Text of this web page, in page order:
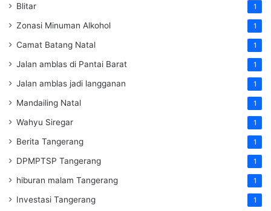
Blitar 1
Zonasi Minuman Alkohol 1
Camat Batang Natal 1
Jalan amblas di Pantai Barat 1
Jalan amblas jadi langganan 1
Mandailing Natal 1
Wahyu Siregar 1
Berita Tangerang 1
DPMPTSP Tangerang 1
hiburan malam Tangerang 1
Investasi Tangerang 1